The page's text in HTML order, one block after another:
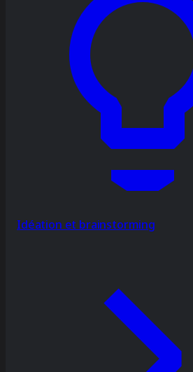
Idéation et brainstorming